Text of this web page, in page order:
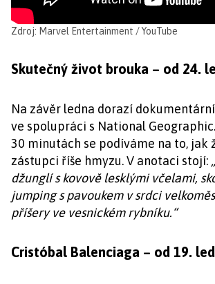
Zdroj: Marvel Entertainment / YouTube
Skutečný život brouka – od 24.
Na závěr ledna dorazí
ve spolupráci s National
30 minutách se podíváme na to, jak
zástupci říše hmyzu. V anotaci stojí:
džunglí s kovově lesklými včelami,
jumping s pavoukem v srdci
příšery ve vesnickém rybníku.“
Cristóbal Balenciaga – od 19.